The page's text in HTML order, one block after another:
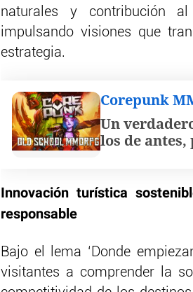
naturales y contribución
impulsando visiones que
estrategia.
Corepunk
Un
los de
Innovación turística
responsable
Bajo el lema ‘Donde
visitantes a comprender la